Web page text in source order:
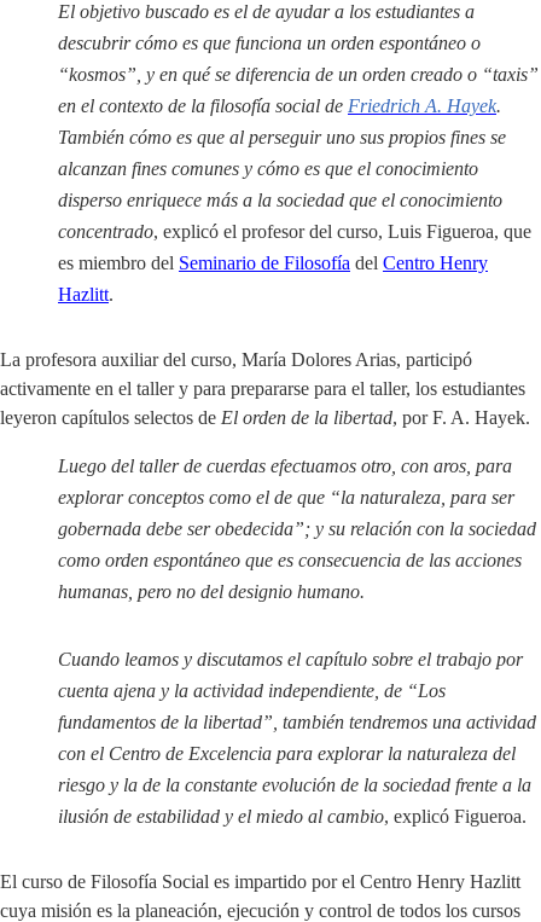
El objetivo buscado es el de ayudar a los estudiantes a
descubrir cómo es que funciona un orden espontáneo o
“kosmos”, y en qué se diferencia de un orden creado o “taxis”
en el contexto de la filosofía social de Friedrich A. Hayek.
También cómo es que al perseguir uno sus propios fines se
alcanzan fines comunes y cómo es que el conocimiento
disperso enriquece más a la sociedad que el conocimiento
concentrado, explicó el profesor del curso, Luis Figueroa, que
es miembro del Seminario de Filosofía del Centro Henry
Hazlitt.
La profesora auxiliar del curso, María Dolores Arias, participó
activamente en el taller y para prepararse para el taller, los estudiantes
leyeron capítulos selectos de El orden de la libertad, por F. A. Hayek.
Luego del taller de cuerdas efectuamos otro, con aros, para
explorar conceptos como el de que “la naturaleza, para ser
gobernada debe ser obedecida”; y su relación con la sociedad
como orden espontáneo que es consecuencia de las acciones
humanas, pero no del designio humano.
Cuando leamos y discutamos el capítulo sobre el trabajo por
cuenta ajena y la actividad independiente, de “Los
fundamentos de la libertad”, también tendremos una actividad
con el Centro de Excelencia para explorar la naturaleza del
riesgo y la de la constante evolución de la sociedad frente a la
ilusión de estabilidad y el miedo al cambio, explicó Figueroa.
El curso de Filosofía Social es impartido por el Centro Henry Hazlitt
cuya misión es la planeación, ejecución y control de todos los cursos